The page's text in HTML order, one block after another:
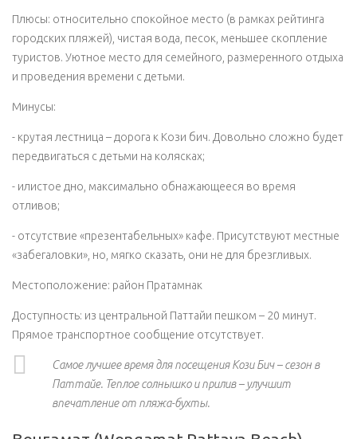
Плюсы: относительно спокойное место (в рамках рейтинга
городских пляжей), чистая вода, песок, меньшее скопление
туристов. Уютное место для семейного, размеренного отдыха
и проведения времени с детьми.
Минусы:
- крутая лестница – дорога к Кози бич. Довольно сложно будет
передвигаться с детьми на колясках;
- илистое дно, максимально обнажающееся во время
отливов;
- отсутствие «презентабельных» кафе. Присутствуют местные
«забегаловки», но, мягко сказать, они не для брезгливых.
Местоположение: район Пратамнак
Доступность: из центральной Паттайи пешком – 20 минут.
Прямое транспортное сообщение отсутствует.
Самое лучшее время для посещения Кози Бич – сезон в
Паттайе. Теплое солнышко и прилив – улучшит
впечатление от пляжа-бухты.